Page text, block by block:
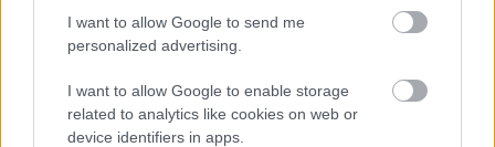
I want to allow Google to send me
personalized advertising.
I want to allow Google to enable storage
related to analytics like cookies on web or
device identifiers in apps.
Kolli Hills
Vadrozsa 2024. augusztus 31.
Az 1000-1300 méteres tengerszint feletti